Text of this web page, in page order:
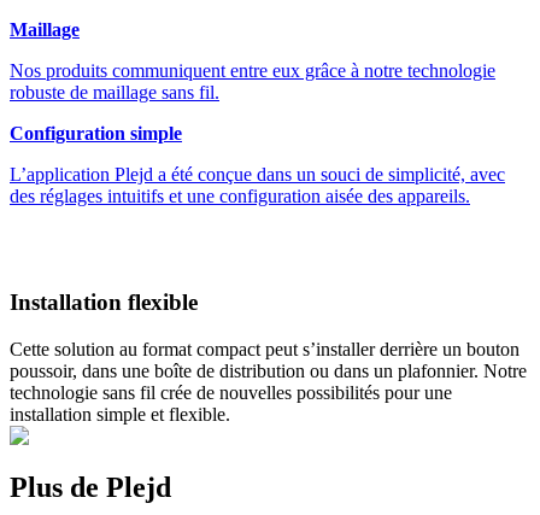
Maillage
Nos produits communiquent entre eux grâce à notre technologie
robuste de maillage sans fil.
Configuration simple
L’application Plejd a été conçue dans un souci de simplicité, avec
des réglages intuitifs et une configuration aisée des appareils.
Installation flexible
Cette solution au format compact peut s’installer derrière un bouton
poussoir, dans une boîte de distribution ou dans un plafonnier. Notre
technologie sans fil crée de nouvelles possibilités pour une
installation simple et flexible.
Plus de Plejd